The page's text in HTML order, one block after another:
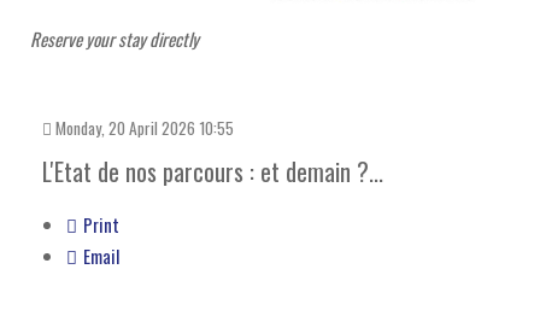
Reserve your stay directly
Monday, 20 April 2026 10:55
L'Etat de nos parcours : et demain ?...
Print
Email